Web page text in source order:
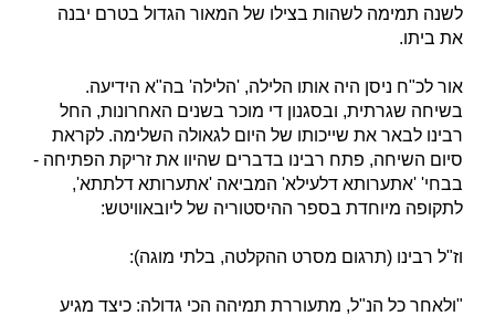
לשנה תמימה לשהות בצילו של המאור הגדול בטרם יבנה
את ביתו.
אור לכ"ח ניסן היה אותו הלילה, 'הלילה' בה"א הידיעה.
בשיחה שגרתית, ובסגנון די מוכר בשנים האחרונות, החל
רבינו לבאר את שייכותו של היום לגאולה השלימה. לקראת
סיום השיחה, פתח רבינו בדברים שהיוו את זריקת הפתיחה -
בבחי' 'אתערותא דלעילא' המביאה 'אתערותא דלתתא',
לתקופה מיוחדת בספר ההיסטוריה של ליובאוויטש:
וז"ל רבינו (תרגום מסרט ההקלטה, בלתי מוגה):
"ולאחר כל הנ"ל, מתעוררת תמיהה הכי גדולה: כיצד מגיע